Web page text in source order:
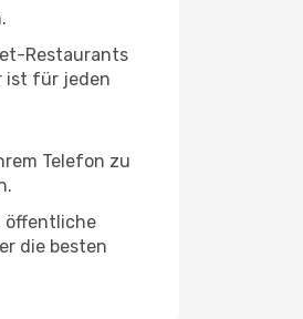
Restaurants
ist für jeden
Telefon zu
öffentliche
die besten